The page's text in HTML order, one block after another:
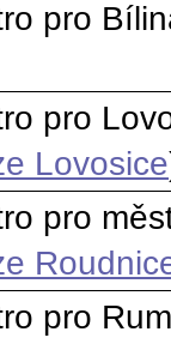
pro
pro
Lovosice
pro
pro